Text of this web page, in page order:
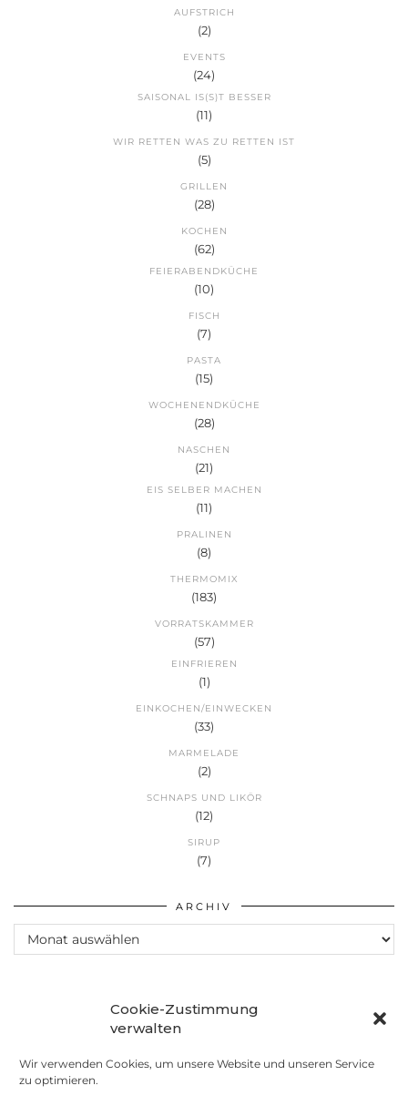
Cookie-Zustimmung
verwalten
Wir verwenden Cookies, um unsere Website und unseren Service
zu optimieren.
AUFSTRICH
(2)
EVENTS
(24)
SAISONAL IS(S)T BESSER
(11)
WIR RETTEN WAS ZU RETTEN IST
(5)
GRILLEN
(28)
KOCHEN
(62)
FEIERABENDKÜCHE
(10)
FISCH
(7)
PASTA
(15)
WOCHENENDKÜCHE
(28)
NASCHEN
(21)
EIS SELBER MACHEN
(11)
PRALINEN
(8)
THERMOMIX
(183)
VORRATSKAMMER
(57)
EINFRIEREN
(1)
EINKOCHEN/EINWECKEN
(33)
MARMELADE
(2)
SCHNAPS UND LIKÖR
(12)
SIRUP
(7)
ARCHIV
Archiv